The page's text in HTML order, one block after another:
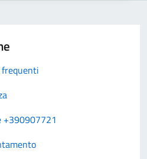
frequenti
+390907721